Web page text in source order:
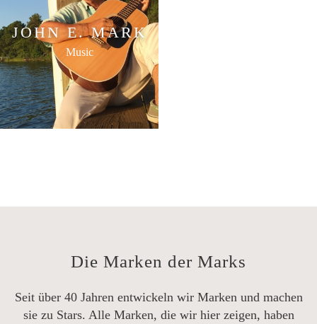
JOHN E. MARK
Music
Die Marken der Marks
Seit über 40 Jahren entwickeln wir Marken und machen
sie zu Stars. Alle Marken, die wir hier zeigen, haben